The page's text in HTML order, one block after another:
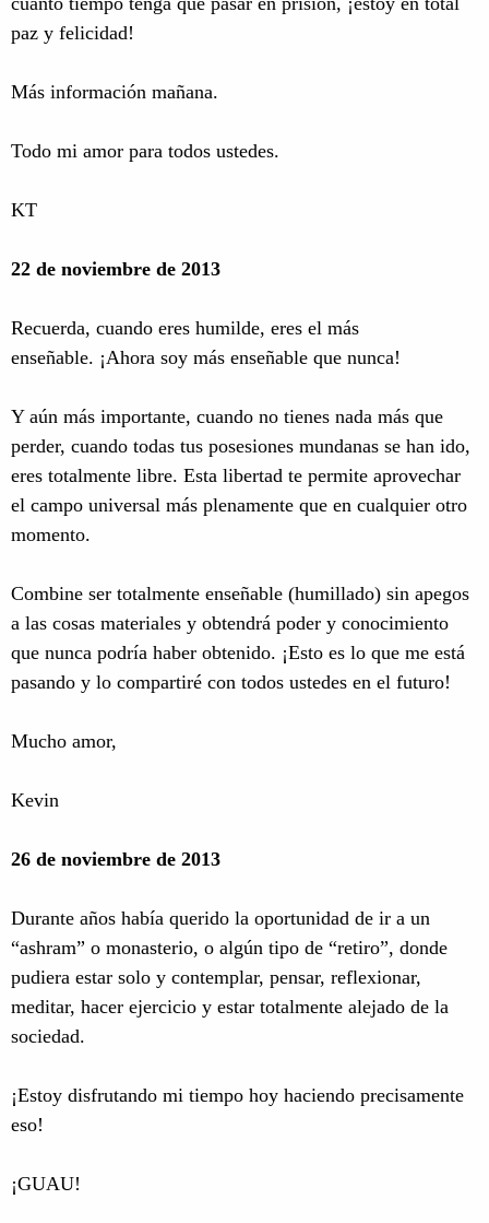
paz y felicidad!
Más información mañana.
Todo mi amor para todos ustedes.
KT
22 de noviembre de 2013
Recuerda, cuando eres humilde, eres el más
enseñable. ¡Ahora soy más enseñable que nunca!
Y aún más importante, cuando no tienes nada más que
perder, cuando todas tus posesiones mundanas se han ido,
eres totalmente libre. Esta libertad te permite aprovechar
el campo universal más plenamente que en cualquier otro
momento.
Combine ser totalmente enseñable (humillado) sin apegos
a las cosas materiales y obtendrá poder y conocimiento
que nunca podría haber obtenido. ¡Esto es lo que me está
pasando y lo compartiré con todos ustedes en el futuro!
Mucho amor,
Kevin
26 de noviembre de 2013
Durante años había querido la oportunidad de ir a un
“ashram” o monasterio, o algún tipo de “retiro”, donde
pudiera estar solo y contemplar, pensar, reflexionar,
meditar, hacer ejercicio y estar totalmente alejado de la
sociedad.
¡Estoy disfrutando mi tiempo hoy haciendo precisamente
eso!
¡GUAU!